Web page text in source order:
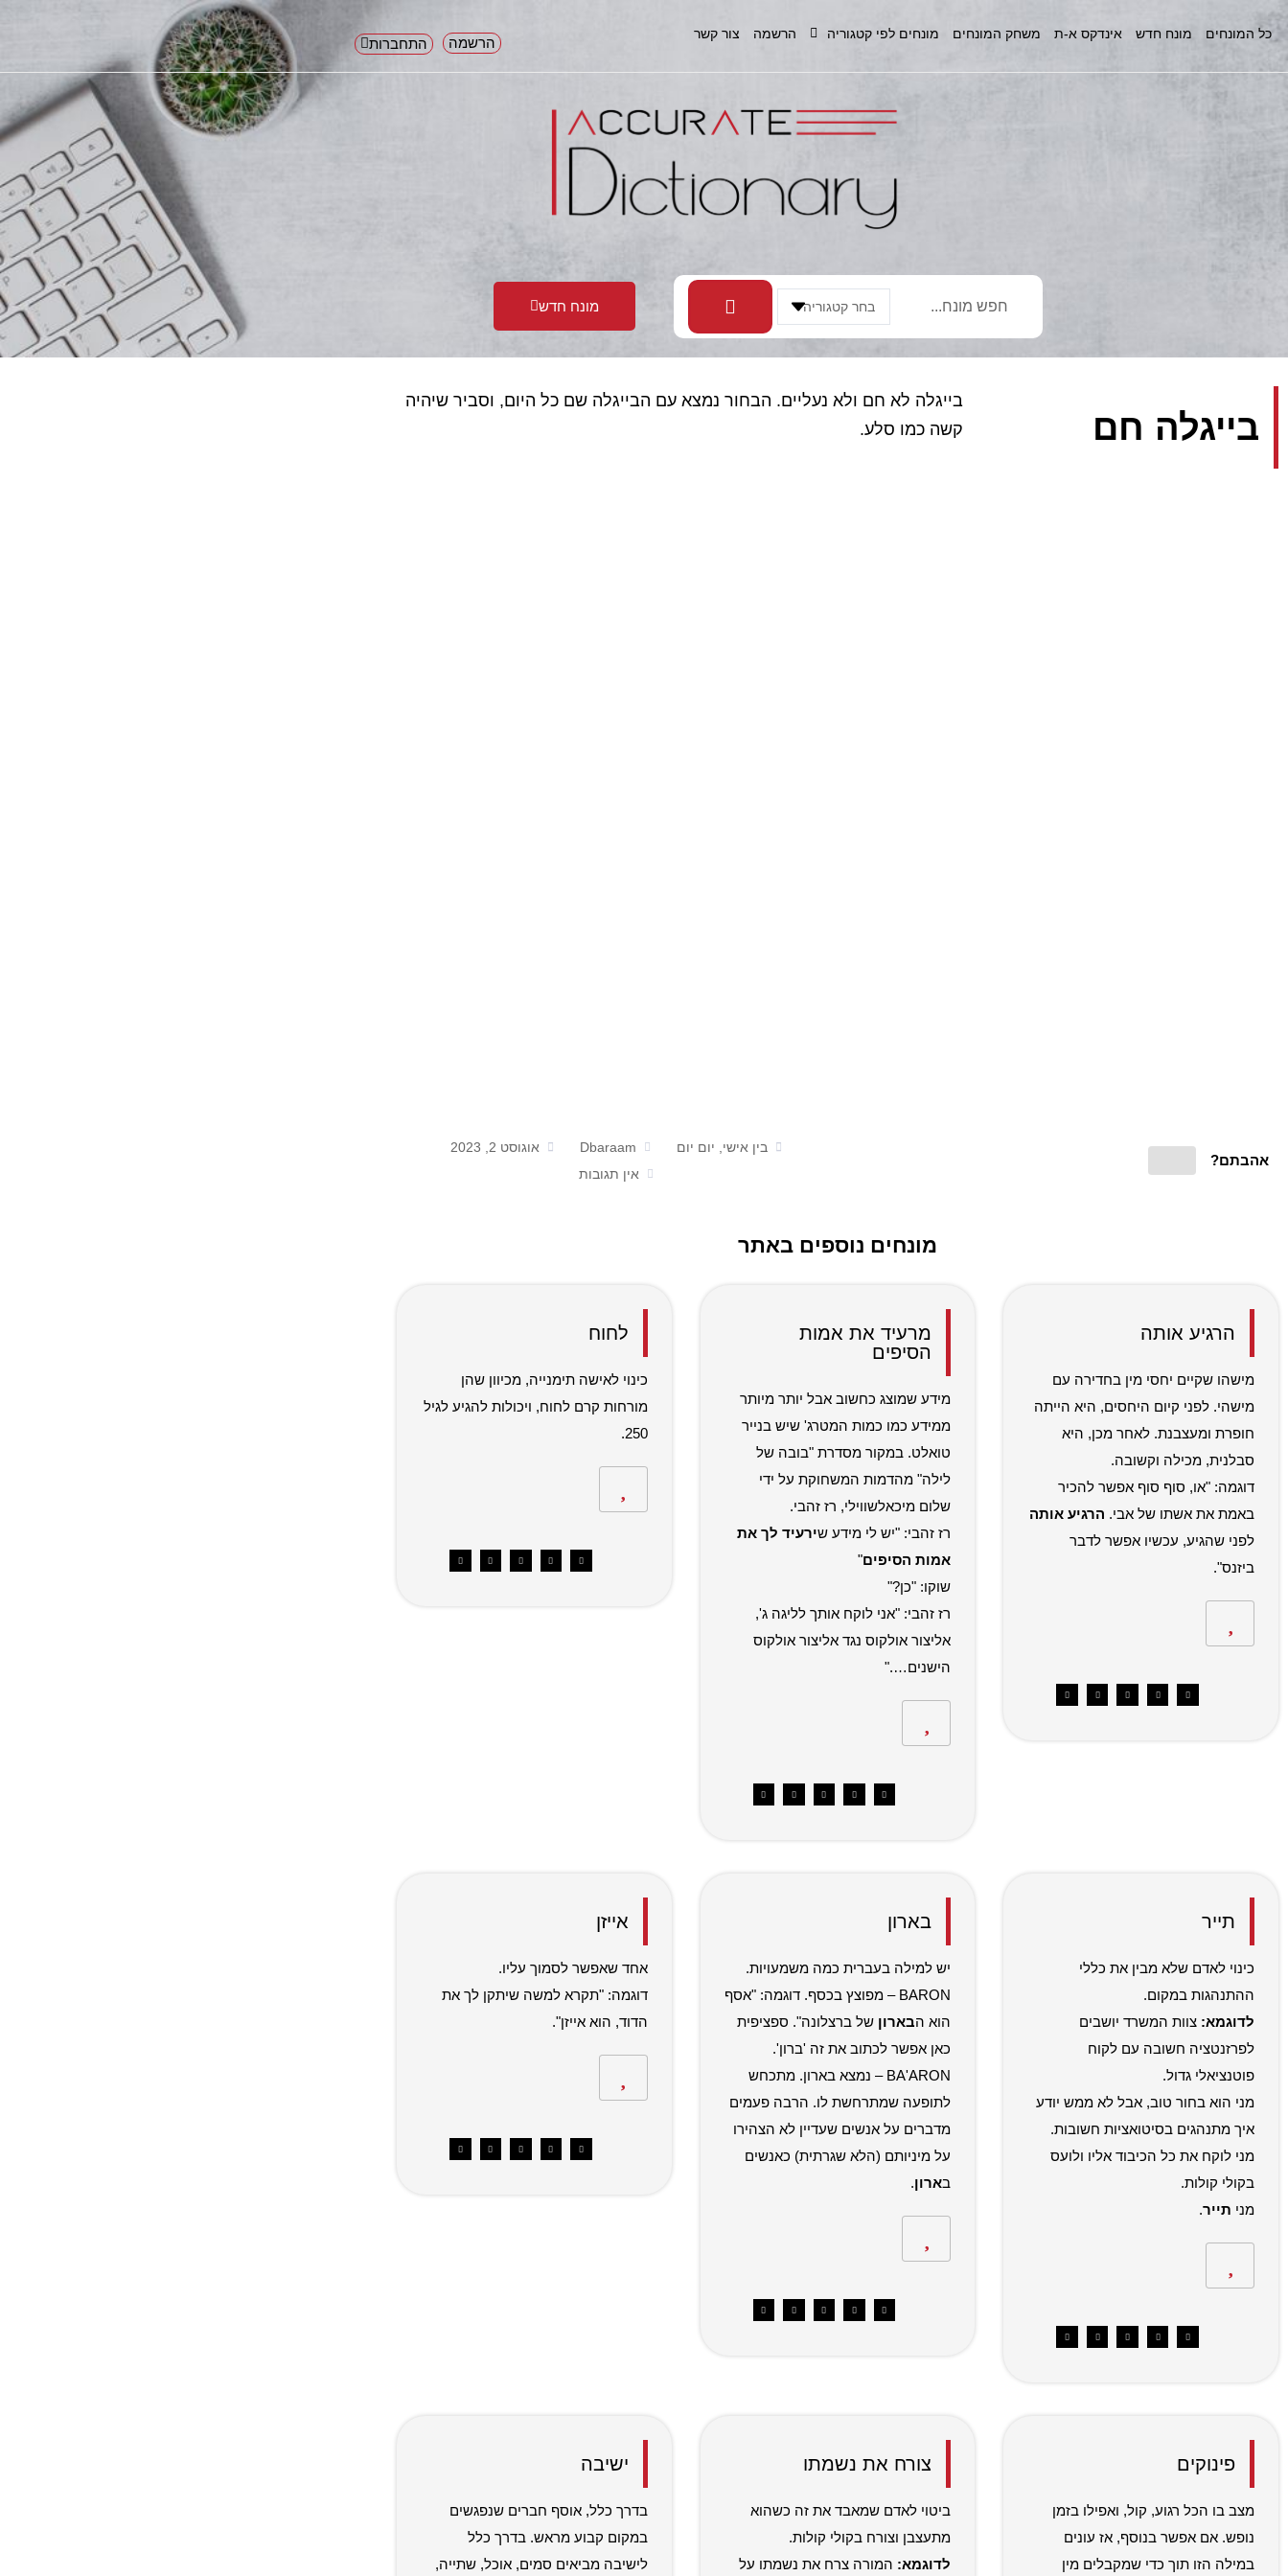
כל המונחים מונח חדש אינדקס א-ת משחק המונחים מונחים לפי קטגוריה הרשמה צור קשר
הרשמה התחברות
מונח חדש
בייגלה חם
בייגלה לא חם ולא נעליים. הבחור נמצא עם הבייגלה שם כל היום, וסביר שיהיה
קשה כמו סלע.
אהבתם?
בין אישי, יום יום Dbaraam
אוגוסט 2, 2023
אין תגובות
מונחים נוספים באתר
הרגיע אותה
מישהו שקיים יחסי מין בחדירה עם
מישהי. לפני קיום היחסים, היא הייתה
חופרת ומעצבנת. לאחר מכן, היא
סבלנית, מכילה וקשובה.
דוגמה: "או, סוף סוף אפשר להכיר
באמת את אשתו של אבי. הרגיע אותה
לפני שהגיע, עכשיו אפשר לדבר
ביזנס".
מרעיד את אמות
הסיפים
מידע שמוצג כחשוב אבל יותר מיותר
ממידע כמו כמות המטרג' שיש בנייר
טואלט. במקור מסדרת "בובה של
לילה" מהדמות המשחוקת על ידי
שלום מיכאלשווילי, רז זהבי.
רז זהבי: "יש לי מידע שירעיד לך את
אמות הסיפים"
שוקו: "כן?"
רז זהבי: "אני לוקח אותך לליגה ג',
אליצור אולקוס נגד אליצור אולקוס
הישנים…."
לחוח
כינוי לאישה תימנייה, מכיוון שהן
מורחות קרם לחוח, ויכולות להגיע לגיל
250.
תייר
כינוי לאדם שלא מבין את כללי
ההתנהגות במקום.
לדוגמא: צוות המשרד יושבים
לפרזנטציה חשובה עם לקוח
פוטנציאלי גדול.
מני הוא בחור טוב, אבל לא ממש יודע
איך מתנהגים בסיטואציות חשובות.
מני לוקח את כל הכיבוד אליו ולועס
בקולי קולות.
מני תייר.
בארון
יש למילה בעברית כמה משמעויות.
BARON – מפוצץ בכסף. דוגמה: "אסף
הוא הבארון של ברצלונה". ספציפית
כאן אפשר לכתוב את זה 'ברון'.
BA'ARON – נמצא בארון. מתכחש
לתופעה שמתרחשת לו. הרבה פעמים
מדברים על אנשים שעדיין לא הצהירו
על מיניותם (הלא שגרתית) כאנשים
בארון.
אייזן
אחד שאפשר לסמוך עליו.
דוגמה: "תקרא למשה שיתקן לך את
הדוד, הוא אייזן".
פינוקים
מצב בו הכל רגוע, קול, ואפילו בזמן
נופש. אם אפשר בנוסף, אז עונים
במילה הזו תוך כדי שמקבלים מין
צורח את נשמתו
ביטוי לאדם שמאבד את זה כשהוא
מתעצבן וצורח בקולי קולות.
לדוגמא: המורה צרח את נשמתו על
ישיבה
בדרך כלל, אוסף חברים שנפגשים
במקום קבוע מראש. בדרך כלל
לישיבה מביאים סמים, אוכל, שתייה,